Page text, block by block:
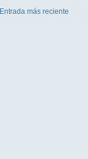
Entrada más reciente